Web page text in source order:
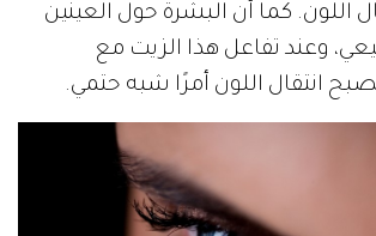
اللون. كما أن البشرة حول العينين
وعند تفاعل هذا الزيت مع
انتقال اللون أمرًا شبه حتمي.